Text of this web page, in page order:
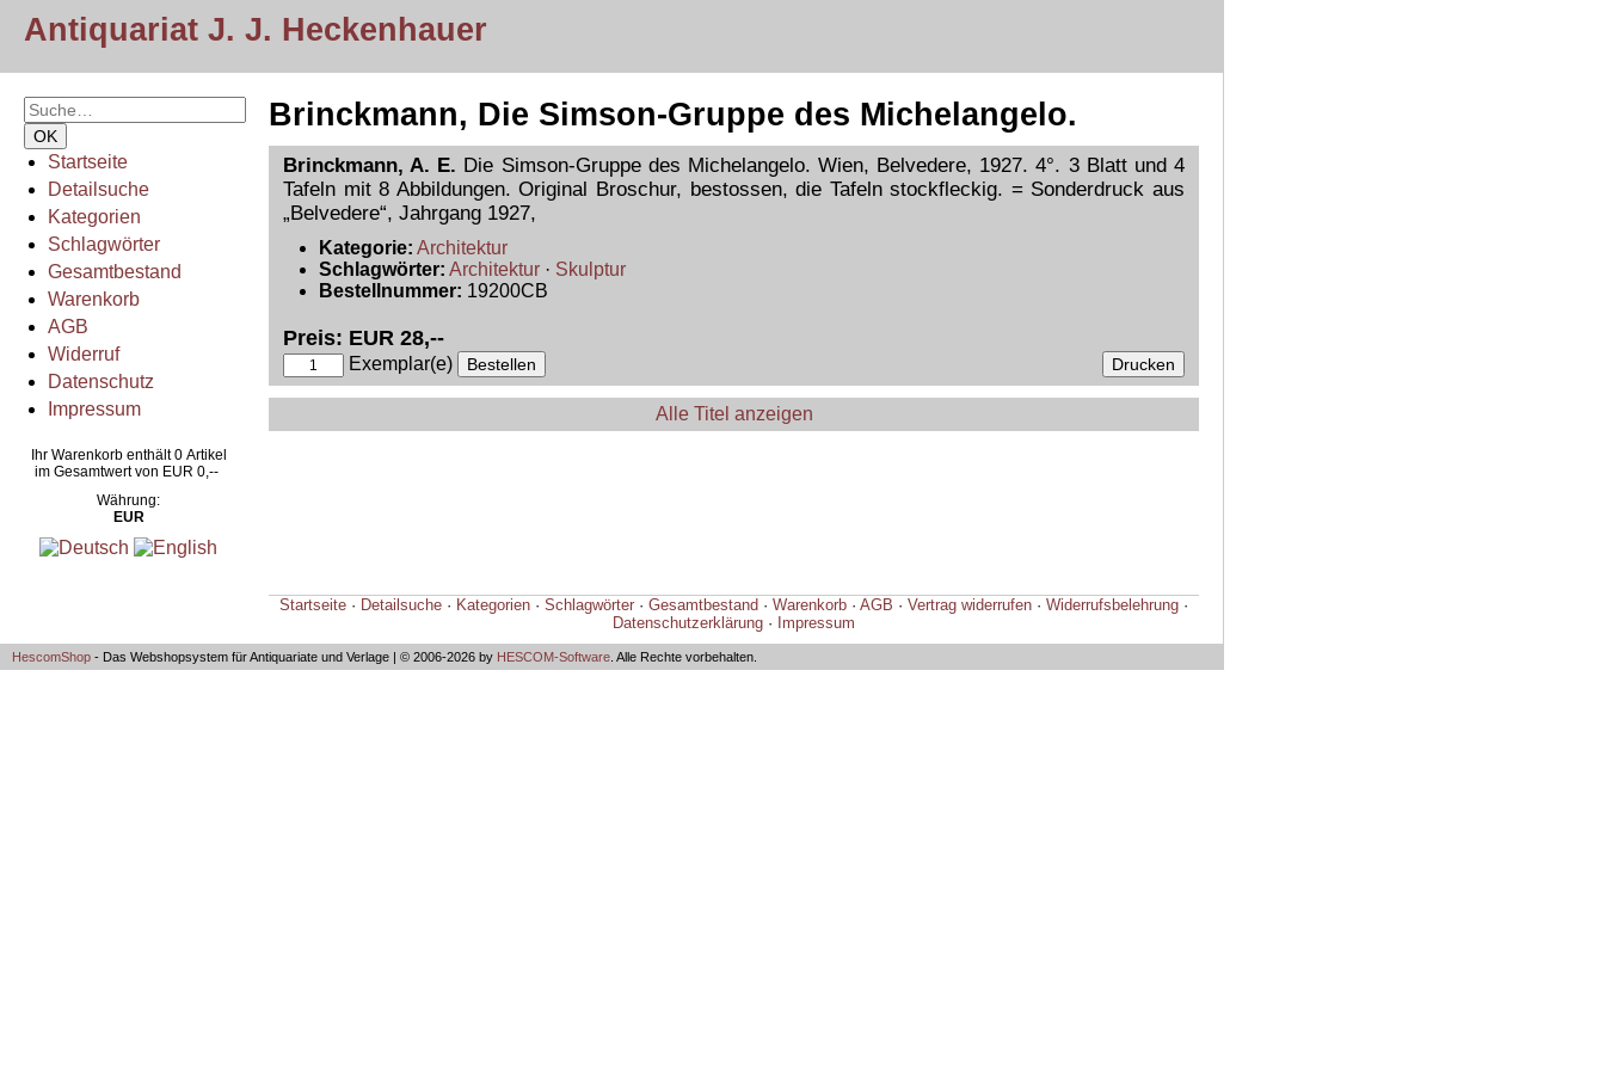
Antiquariat J. J. Heckenhauer
Startseite
Detailsuche
Kategorien
Schlagwörter
Gesamtbestand
Warenkorb
AGB
Widerruf
Datenschutz
Impressum
Ihr Warenkorb enthält 0 Artikel
im Gesamtwert von EUR 0,--
Währung:
EUR
Brinckmann, Die Simson-Gruppe des Michelangelo.
Brinckmann, A. E. Die Simson-Gruppe des Michelangelo. Wien, Belvedere, 1927. 4°. 3 Blatt und 4
Tafeln mit 8 Abbildungen. Original Broschur, bestossen, die Tafeln stockfleckig. = Sonderdruck aus
„Belvedere“, Jahrgang 1927,
Kategorie: Architektur
Schlagwörter: Architektur · Skulptur
Bestellnummer: 19200CB
Preis: EUR 28,--
Exemplar(e)
Alle Titel anzeigen
Startseite · Detailsuche · Kategorien · Schlagwörter · Gesamtbestand · Warenkorb · AGB · Vertrag widerrufen · Widerrufsbelehrung ·
Datenschutzerklärung · Impressum
HescomShop - Das Webshopsystem für Antiquariate und Verlage | © 2006-2026 by HESCOM-Software . Alle Rechte vorbehalten.